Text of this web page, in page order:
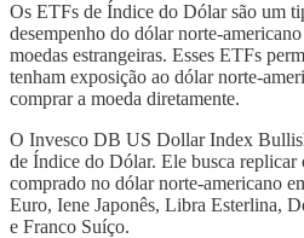
Os ETFs de Índice do Dólar são um
desempenho do dólar norte-
moedas estrangeiras. Esses ETFs
tenham exposição ao dólar norte-
comprar a moeda diretamente.
O Invesco DB US Dollar Index
de Índice do Dólar. Ele busca replicar
comprado no dólar norte-americano
Euro, Iene Japonês, Libra Esterlina,
e Franco Suíço.